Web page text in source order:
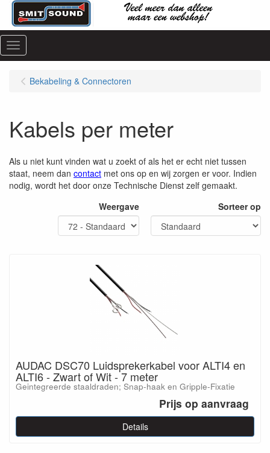
Menu
Bekabeling & Connectoren
Kabels per meter
Als u niet kunt vinden wat u zoekt of als het er echt niet tussen
staat, neem dan contact met ons op en wij zorgen er voor. Indien
nodig, wordt het door onze Technische Dienst zelf gemaakt.
Weergave
Sorteer op
AUDAC DSC70 Luidsprekerkabel voor ALTI4 en
ALTI6 - Zwart of Wit - 7 meter
Geintegreerde staaldraden; Snap-haak en Gripple-Fixatie
Prijs op aanvraag
Details